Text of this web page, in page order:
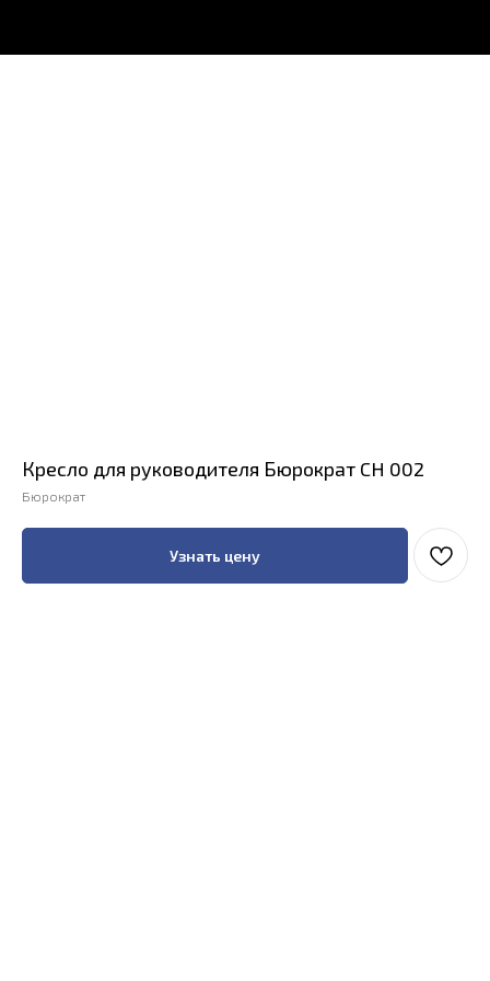
Кресло для руководителя Бюрократ CH 002
Бюрократ
Узнать цену